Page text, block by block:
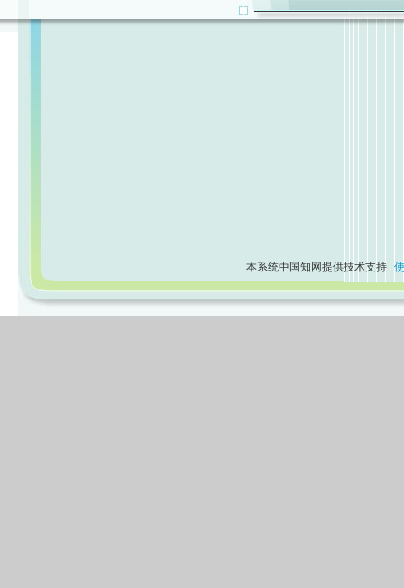
本系统中国知网提供技术支持